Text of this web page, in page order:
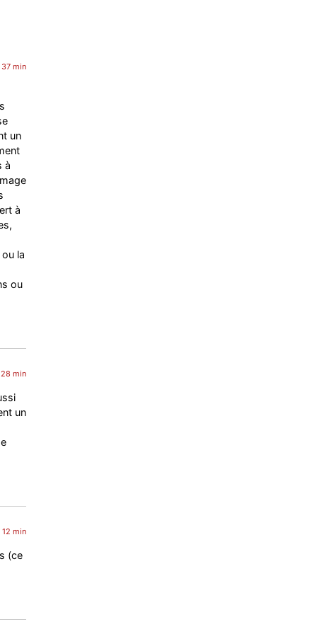
min
un
à
à
la
ou
min
un
min
(ce